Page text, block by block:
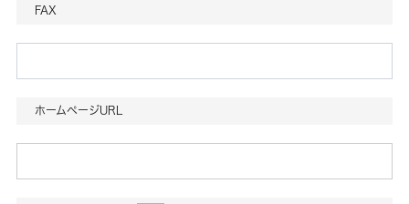
FAX
ホームページURL